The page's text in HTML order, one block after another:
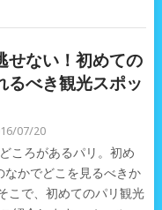
せない！初めての
るべき観光スポッ
07/20
ころがあるパリ。初め
なかでどこを見るべきか
こで、初めてのパリ観光